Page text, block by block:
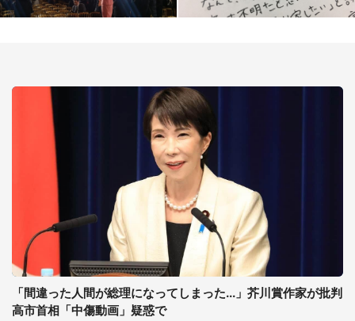
「間違った人間が総理になってしまった...」芥川賞作家が批判
高市首相「中傷動画」疑惑で